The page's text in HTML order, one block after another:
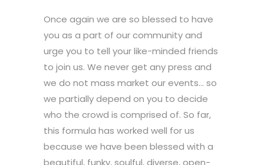
Once again we are so blessed to have
you as a part of our community and
urge you to tell your like-minded friends
to join us. We never get any press and
we do not mass market our events… so
we partially depend on you to decide
who the crowd is comprised of. So far,
this formula has worked well for us
because we have been blessed with a
beautiful, funky, soulful, diverse, open-